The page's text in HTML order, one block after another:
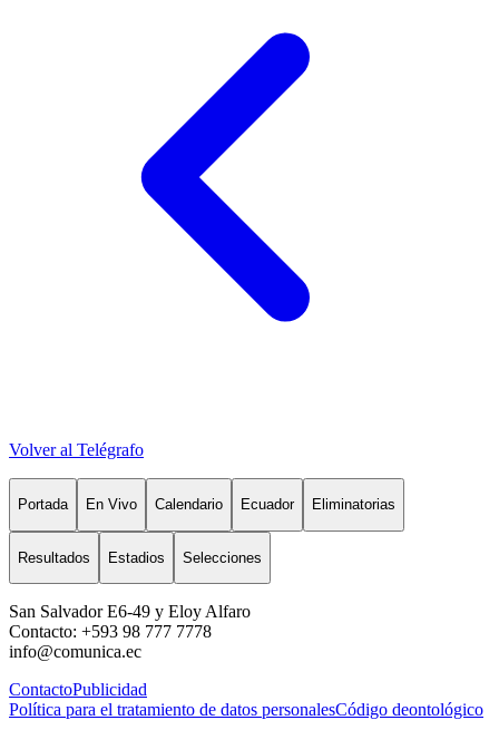
Volver al Telégrafo
Portada En Vivo Calendario Ecuador Eliminatorias
Resultados Estadios Selecciones
San Salvador E6-49 y Eloy Alfaro
Contacto: +593 98 777 7778
info@comunica.ec
ContactoPublicidad
Política para el tratamiento de datos personalesCódigo deontológico